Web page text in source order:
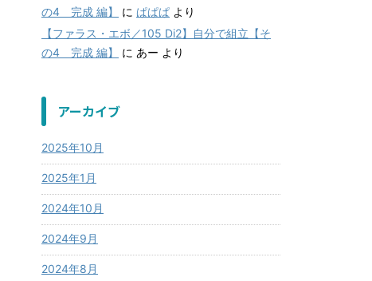
の4 完成 編】
に ぱぱぱ より
【ファラス・エボ／105 Di2】自分で組立【そ
の4 完成 編】
に あー より
アーカイブ
2025年10月
2025年1月
2024年10月
2024年9月
2024年8月